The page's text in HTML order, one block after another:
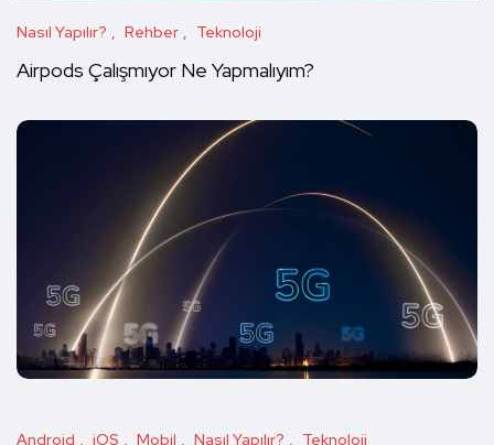
Nasıl Yapılır? Rehber Teknoloji
Airpods Çalışmıyor Ne Yapmalıyım?
Android iOS Mobil Nasıl Yapılır? Teknoloji